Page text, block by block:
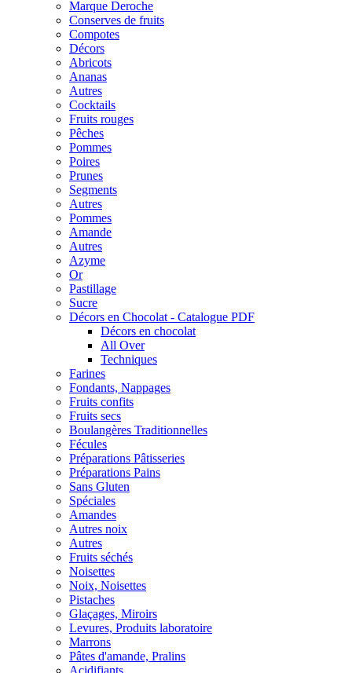
Marque Deroche
Conserves de fruits
Compotes
Décors
Abricots
Ananas
Autres
Cocktails
Fruits rouges
Pêches
Pommes
Poires
Prunes
Segments
Autres
Pommes
Amande
Autres
Azyme
Or
Pastillage
Sucre
Décors en Chocolat - Catalogue PDF
Décors en chocolat
All Over
Techniques
Farines
Fondants, Nappages
Fruits confits
Fruits secs
Boulangères Traditionnelles
Fécules
Préparations Pâtisseries
Préparations Pains
Sans Gluten
Spéciales
Amandes
Autres noix
Autres
Fruits séchés
Noisettes
Noix, Noisettes
Pistaches
Glaçages, Miroirs
Levures, Produits laboratoire
Marrons
Pâtes d'amande, Pralins
Acidifiants